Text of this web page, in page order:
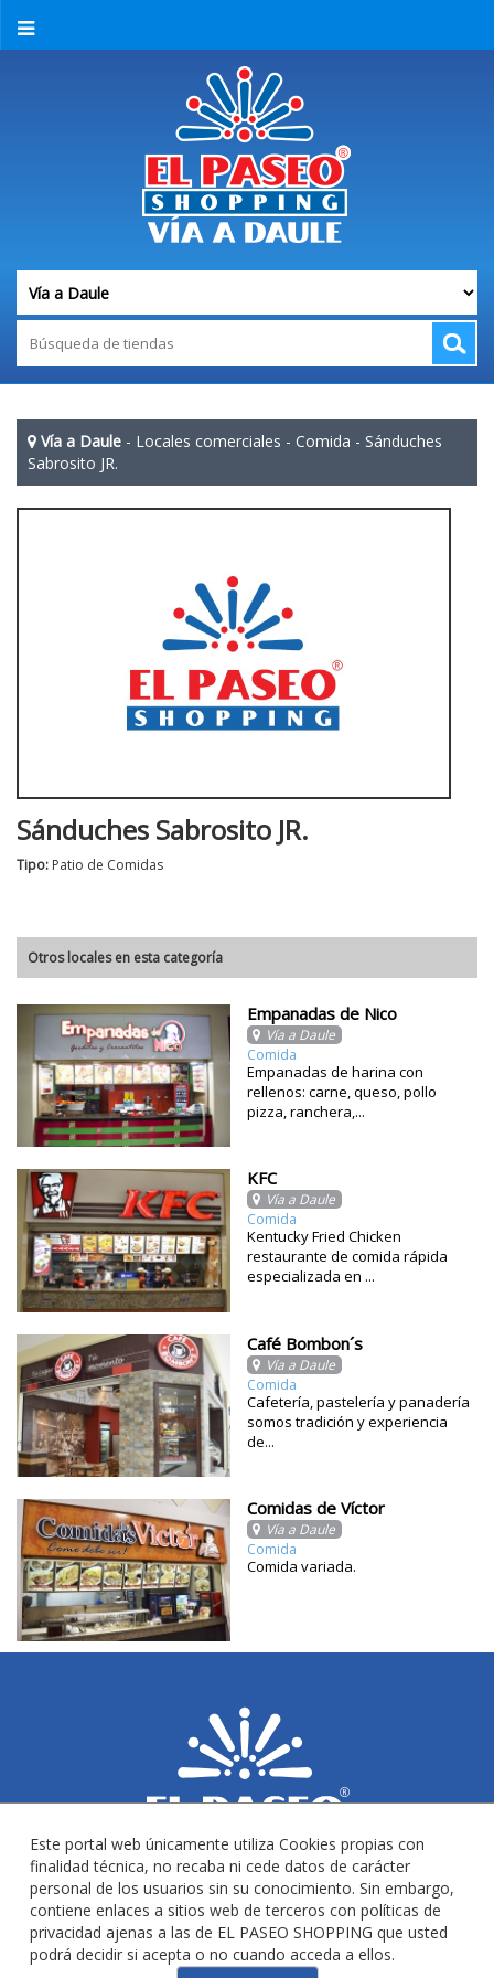
Vía a Daule - Locales comerciales - Comida - Sánduches
Sabrosito JR.
Sánduches Sabrosito JR.
Tipo: Patio de Comidas
Otros locales en esta categoría
Empanadas de Nico
Vía a Daule
Comida
Empanadas de harina con
rellenos: carne, queso, pollo
pizza, ranchera,...
KFC
Vía a Daule
Comida
Kentucky Fried Chicken
restaurante de comida rápida
especializada en ...
Café Bombon´s
Vía a Daule
Comida
Cafetería, pastelería y panadería
somos tradición y experiencia
de...
Comidas de Víctor
Vía a Daule
Comida
Comida variada.
Copyright 2014-2023 Todos los derechos Reservados. 2026-08-06
Este portal web únicamente utiliza Cookies propias con
finalidad técnica, no recaba ni cede datos de carácter
personal de los usuarios sin su conocimiento. Sin embargo,
contiene enlaces a sitios web de terceros con políticas de
privacidad ajenas a las de EL PASEO SHOPPING que usted
podrá decidir si acepta o no cuando acceda a ellos.